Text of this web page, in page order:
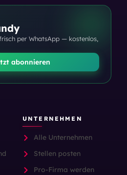
per WhatsApp — kostenlos,
abonnieren
UNTERNEHMEN
Alle Unternehmen
Stellen posten
Pro-Firma werden